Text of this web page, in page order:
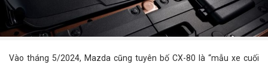
Vào tháng 5/2024, Mazda cũng tuyên bố CX-80 là “mẫu xe cuối